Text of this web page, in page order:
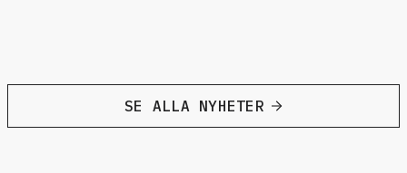
SE ALLA NYHETER